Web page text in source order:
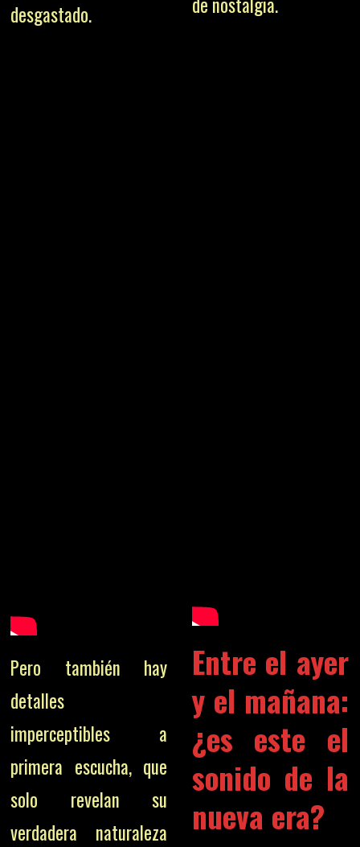
desgastado.
Pero también hay
detalles
imperceptibles a
primera escucha, que
solo revelan su
verdadera naturaleza
Entre el ayer
y el mañana:
¿es este el
sonido de la
nueva era?